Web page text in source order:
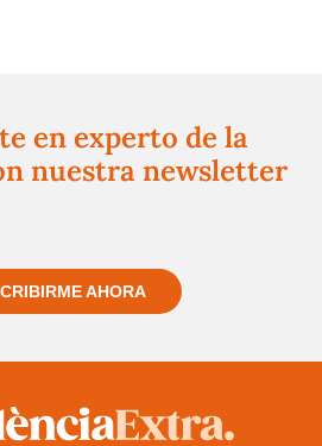
en experto de la
nuestra newsletter
AHORA